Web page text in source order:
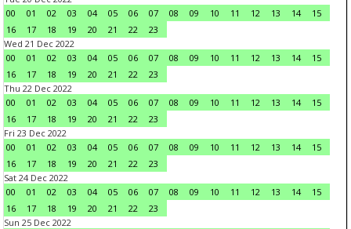
00
01 02 03 04 05 06 07 08 09 10 11 12 13 14
15
16
17 18 19 20 21 22
23
Wed 21 Dec 2022
00
01 02 03 04 05 06 07 08 09 10 11 12 13 14
15
16
17 18 19 20 21 22
23
Thu 22 Dec 2022
00
01 02 03 04 05 06 07 08 09 10 11 12 13 14
15
16
17 18 19 20 21 22
23
Fri 23 Dec 2022
00
01 02 03 04 05 06 07 08 09 10 11 12 13 14
15
16
17 18 19 20 21 22
23
Sat 24 Dec 2022
00
01 02 03 04 05 06 07 08 09 10 11 12 13 14
15
16
17 18 19 20 21 22
23
Sun 25 Dec 2022